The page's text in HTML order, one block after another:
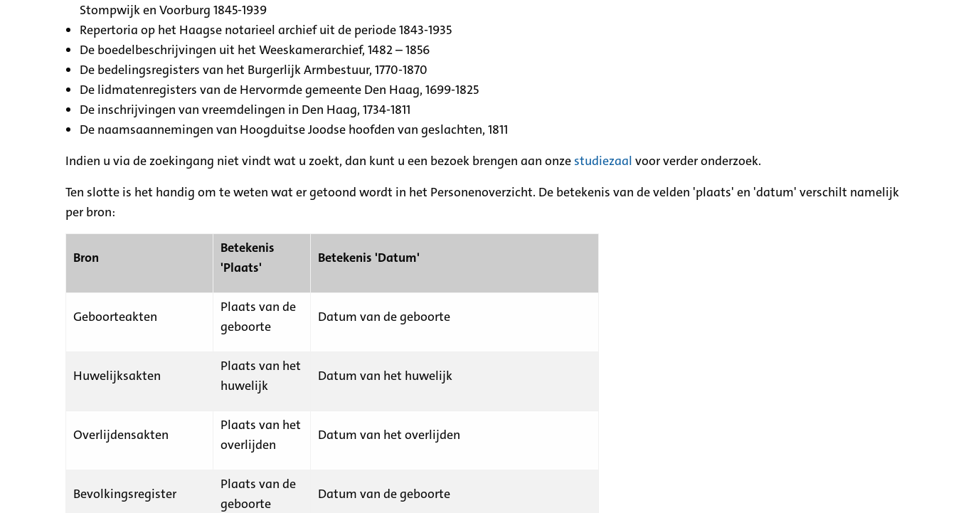
Stompwijk en Voorburg 1845-1939
Repertoria op het Haagse notarieel archief uit de periode 1843-1935
De boedelbeschrijvingen uit het Weeskamerarchief, 1482 – 1856
De bedelingsregisters van het Burgerlijk Armbestuur, 1770-1870
De lidmatenregisters van de Hervormde gemeente Den Haag, 1699-1825
De inschrijvingen van vreemdelingen in Den Haag, 1734-1811
De naamsaannemingen van Hoogduitse Joodse hoofden van geslachten, 1811
Indien u via de zoekingang niet vindt wat u zoekt, dan kunt u een bezoek brengen aan onze studiezaal voor verder onderzoek.
Ten slotte is het handig om te weten wat er getoond wordt in het Personenoverzicht. De betekenis van de velden 'plaats' en 'datum' verschilt namelijk
per bron:
Bron
Betekenis
'Plaats'
Betekenis 'Datum'
Geboorteakten
Plaats van de
geboorte
Datum van de geboorte
Huwelijksakten
Plaats van het
huwelijk
Datum van het huwelijk
Overlijdensakten
Plaats van het
overlijden
Datum van het overlijden
Bevolkingsregister
Plaats van de
geboorte
Datum van de geboorte